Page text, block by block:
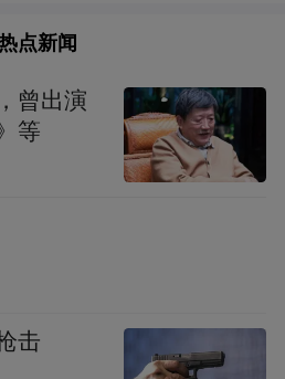
点新闻
曾出演
等
击